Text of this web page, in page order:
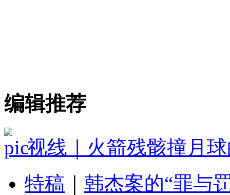
编辑推荐
视线｜火箭残骸撞月
特稿
韩杰案的“罪与